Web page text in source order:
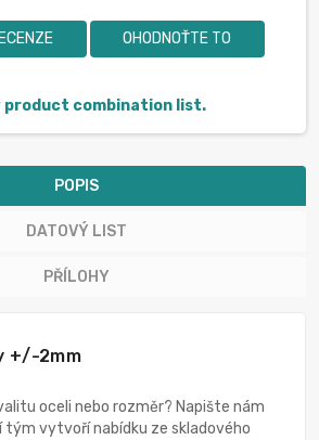
OHODNOŤTE TO
product combination list.
POPIS
DATOVÝ LIST
PŘÍLOHY
+/-2mm
oceli nebo rozměr? Napište nám
tým vytvoří nabídku ze skladového